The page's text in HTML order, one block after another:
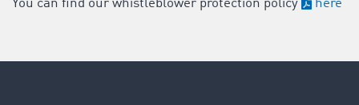
You can find our whistleblower protection policy here